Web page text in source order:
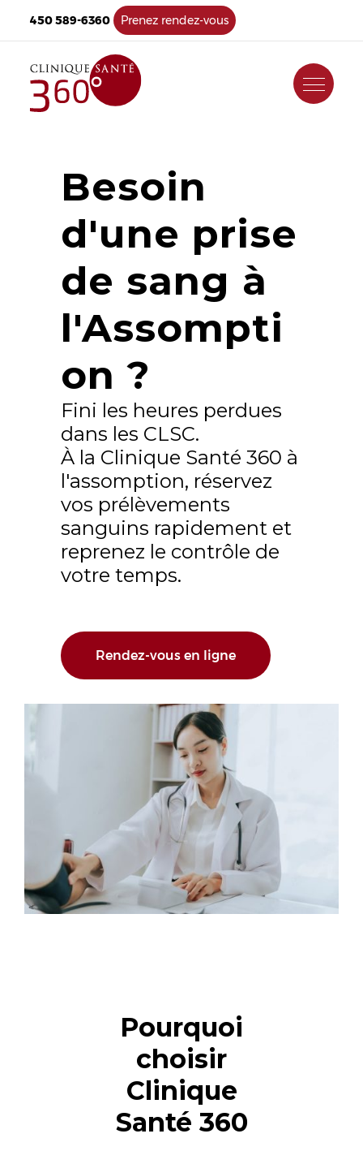
450 589-6360 Prenez rendez-vous
Besoin
d'une prise
de sang à
l'Assompti
on ?
Fini les heures perdues
dans les CLSC.
À la Clinique Santé 360 à
l'assomption, réservez
vos prélèvements
sanguins rapidement et
reprenez le contrôle de
votre temps.
Rendez-vous en ligne
Pourquoi
choisir
Clinique
Santé 360